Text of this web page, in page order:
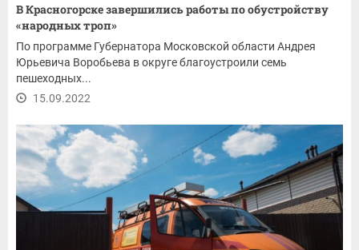
В Красногорске завершились работы по обустройству
«народных троп»
По программе Губернатора Московской области Андрея
Юрьевича Воробьева в округе благоустроили семь
пешеходных...
15.09.2022